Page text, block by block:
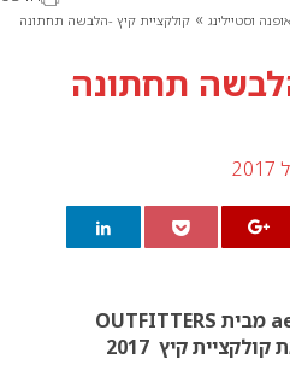
אופנה וסטיילינג » קולקציית קיץ -הלבשה תחתונה
תחתונה
מותג ההלבשה התחתונה aerie מבית OUTFITTERS